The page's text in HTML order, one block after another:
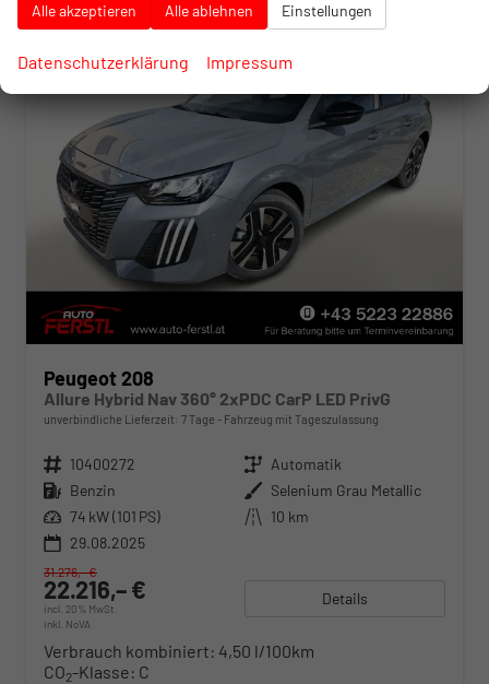
Peugeot 208
Allure Hybrid Nav 360° 2xPDC CarP LED PrivG
unverbindliche Lieferzeit: 7 Tage Fahrzeug mit Tageszulassung
Fahrzeugnr. 10400272 Getriebe Automatik
Kraftstoff Benzin Außenfarbe Selenium Grau Metallic
Leistung 74 kW (101 PS) Kilometerstand 10 km
29.08.2025
22.216,– €
incl. 20% MwSt.
inkl. NoVA
31.276,– €
Details
Verbrauch kombiniert: 4,50 l/100km
CO2-Klasse: C
Alle akzeptieren Alle ablehnen Einstellungen
Datenschutzerklärung Impressum